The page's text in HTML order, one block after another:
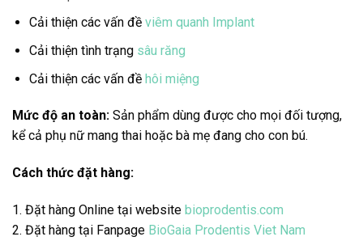
Cải thiện các vấn đề viêm quanh Implant
Cải thiện tình trạng sâu răng
Cải thiện các vấn đề hôi miệng
Mức độ an toàn: Sản phẩm dùng được cho mọi đối tượng,
kể cả phụ nữ mang thai hoặc bà mẹ đang cho con bú.
Cách thức đặt hàng:
1. Đặt hàng Online tại website bioprodentis.com
2. Đặt hàng tại Fanpage BioGaia Prodentis Viet Nam